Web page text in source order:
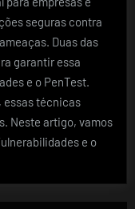
seguras contra
Duas das
garantir essa
e o PenTest.
essas técnicas
Neste artigo, vamos
e o